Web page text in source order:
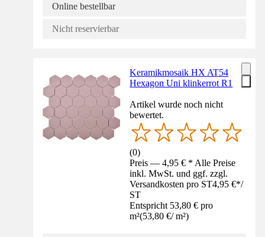
Online bestellbar
Nicht reservierbar
Keramikmosaik HX AT54
Hexagon Uni klinkerrot R1
Artikel wurde noch nicht
bewertet.
(0)
Preis — 4,95 € * Alle Preise
inkl. MwSt. und ggf. zzgl.
Versandkosten pro ST4,95 €*/
ST
Entspricht 53,80 € pro
m²(53,80 €/ m²)